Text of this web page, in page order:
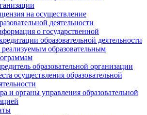
на осуществление
деятельности
о государственной
образовательной деятельности
реализуемым образовательным
образовательной организации
осуществления образовательной
и органы управления образовательной